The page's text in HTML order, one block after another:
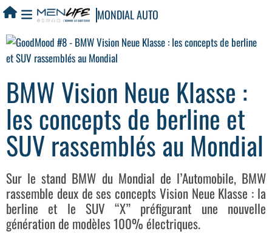
MONDIAL AUTO
BMW Vision Neue Klasse :
les concepts de berline et
SUV rassemblés au Mondial
Sur le stand BMW du Mondial de l’Automobile, BMW
rassemble deux de ses concepts Vision Neue Klasse : la
berline et le SUV “X” préfigurant une nouvelle
génération de modèles 100% électriques.